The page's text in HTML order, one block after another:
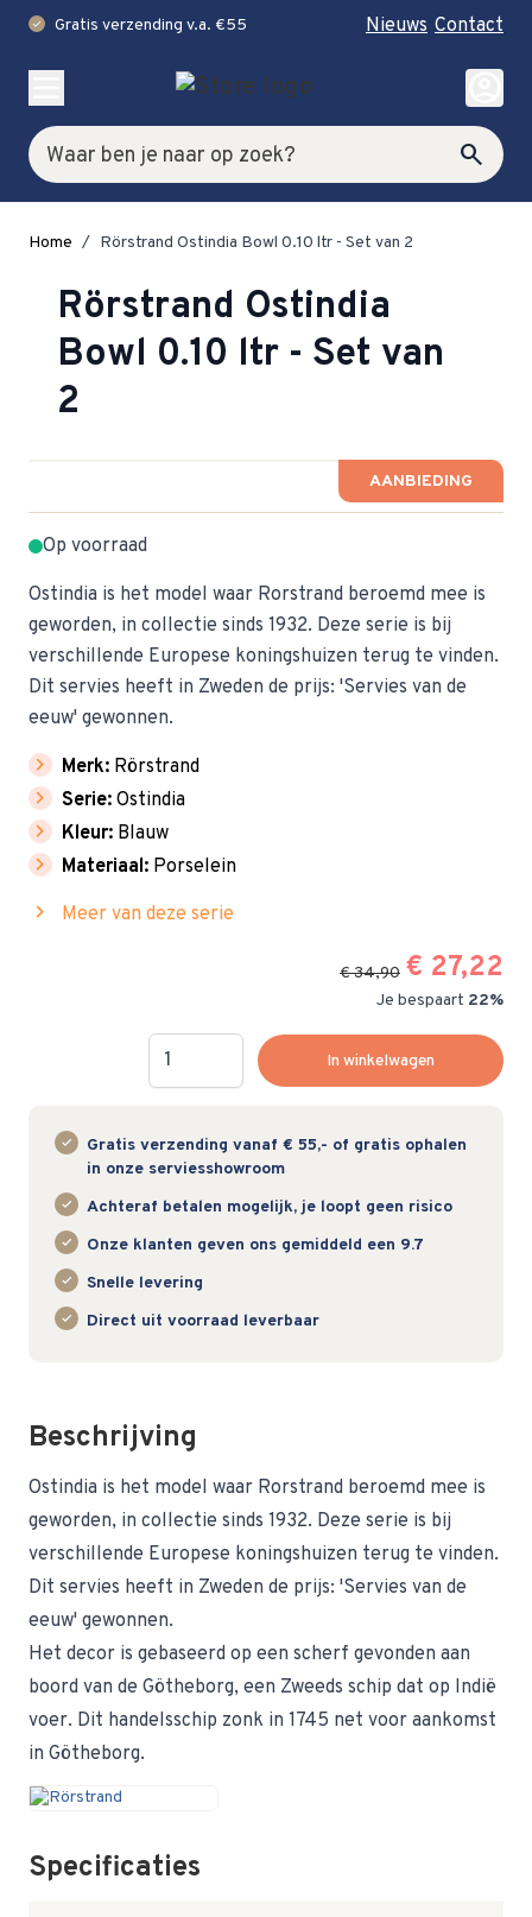
check Gratis verzending v.a. €55 Nieuws Contact
Zoek search
account_circle
Home / Rörstrand Ostindia Bowl 0.10 ltr - Set van 2
Rörstrand Ostindia
Bowl 0.10 ltr - Set van
2
AANBIEDING
Op voorraad
Ostindia is het model waar Rorstrand beroemd mee is
geworden, in collectie sinds 1932. Deze serie is bij
verschillende Europese koningshuizen terug te vinden.
Dit servies heeft in Zweden de prijs: 'Servies van de
eeuw' gewonnen.
chevron_right Merk: Rörstrand
chevron_right Serie: Ostindia
chevron_right Kleur: Blauw
chevron_right Materiaal: Porselein
chevron_right Meer van deze serie
€ 34,90 € 27,22
Je bespaart 22%
Hoeveelheid
In winkelwagen
Gratis verzending vanaf € 55,- of gratis ophalen
in onze serviesshowroom
Achteraf betalen mogelijk, je loopt geen risico
Onze klanten geven ons gemiddeld een 9.7
Snelle levering
Direct uit voorraad leverbaar
Beschrijving
Ostindia is het model waar Rorstrand beroemd mee is
geworden, in collectie sinds 1932. Deze serie is bij
verschillende Europese koningshuizen terug te vinden.
Dit servies heeft in Zweden de prijs: 'Servies van de
eeuw' gewonnen.
Het decor is gebaseerd op een scherf gevonden aan
boord van de Götheborg, een Zweeds schip dat op Indië
voer. Dit handelsschip zonk in 1745 net voor aankomst
in Götheborg.
Specificaties